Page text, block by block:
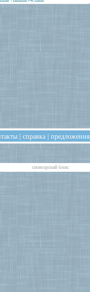
| справка | предложения
cпонсорский блок: